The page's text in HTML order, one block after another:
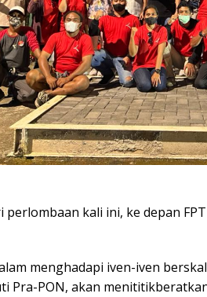
perlombaan kali ini, ke depan
menghadapi iven-iven
Pra-PON, akan